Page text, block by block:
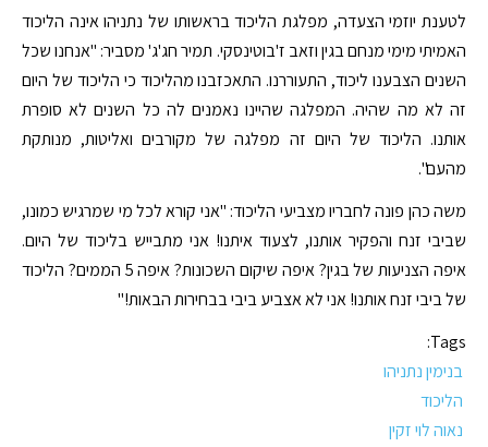
לטענת יוזמי הצעדה, מפלגת הליכוד בראשותו של נתניהו אינה הליכוד
האמיתי מימי מנחם בגין וזאב ז'בוטינסקי. תמיר חג'ג' מסביר: "אנחנו שכל
השנים הצבענו ליכוד, התעוררנו. התאכזבנו מהליכוד כי הליכוד של היום
זה לא מה שהיה. המפלגה שהיינו נאמנים לה כל השנים לא סופרת
אותנו. הליכוד של היום זה מפלגה של מקורבים ואליטות, מנותקת
מהעם".
משה כהן פונה לחבריו מצביעי הליכוד: "אני קורא לכל מי שמרגיש כמונו,
שביבי זנח והפקיר אותנו, לצעוד איתנו! אני מתבייש בליכוד של היום.
איפה הצניעות של בגין? איפה שיקום השכונות? איפה 5 הממים? הליכוד
של ביבי זנח אותנו! אני לא אצביע ביבי בבחירות הבאות!"
Tags:
בנימין נתניהו
הליכוד
נאוה לוי זקין